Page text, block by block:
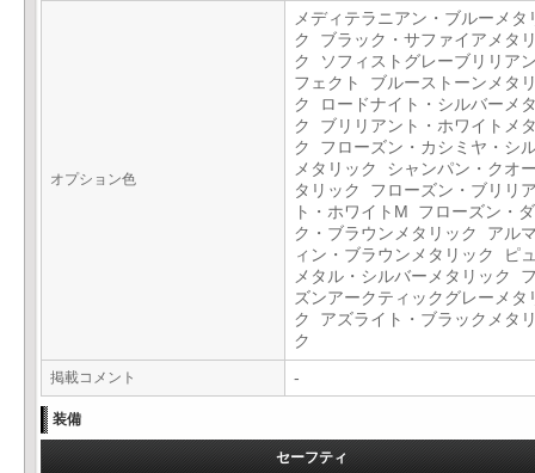
オプション色
メディテラニアン・ブルーメタ
ク ブラック・サファイアメタ
ク ソフィストグレーブリリア
フェクト ブルーストーンメタ
ク ロードナイト・シルバーメ
ク ブリリアント・ホワイトメ
ク フローズン・カシミヤ・シ
メタリック シャンパン・クオ
タリック フローズン・ブリリ
ト・ホワイトM フローズン・
ク・ブラウンメタリック アル
ィン・ブラウンメタリック ピ
メタル・シルバーメタリック
ズンアークティックグレーメタ
ク アズライト・ブラックメタ
ク
掲載コメント -
装備
セーフティ